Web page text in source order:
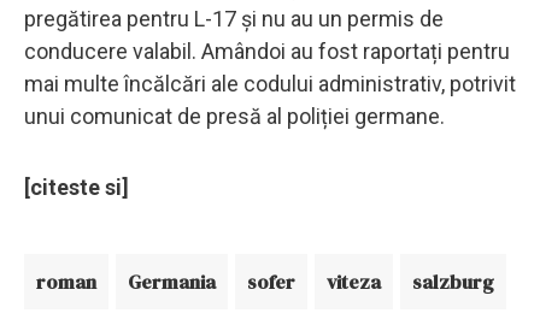
pregătirea pentru L-17 și nu au un permis de
conducere valabil. Amândoi au fost raportați pentru
mai multe încălcări ale codului administrativ, potrivit
unui comunicat de presă al poliției germane.
[citeste si]
roman Germania sofer viteza salzburg